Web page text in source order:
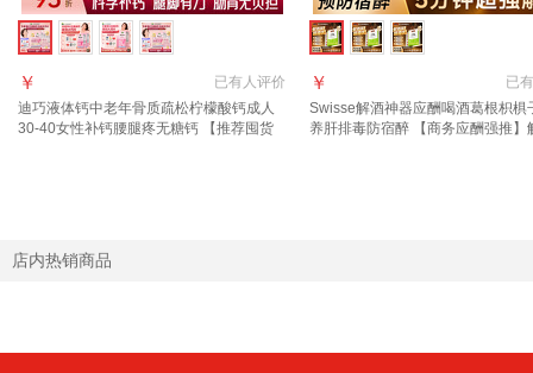
已有人评价
￥
迪巧液体钙中老年骨质疏松柠檬酸钙成人
30-40女性补钙腰腿疼无糖钙 【推荐囤货
已有
￥
Swisse解酒神器应酬喝酒葛根枳椇
养肝排毒防宿醉 【商务应酬强推】
店内热销商品